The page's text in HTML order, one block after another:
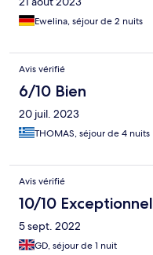
Ewelina, séjour de 2 nuits
Avis vérifié
6/10 Bien
20 juil. 2023
THOMAS, séjour de 4 nuits
Avis vérifié
10/10 Exceptionnel
5 sept. 2022
GD, séjour de 1 nuit